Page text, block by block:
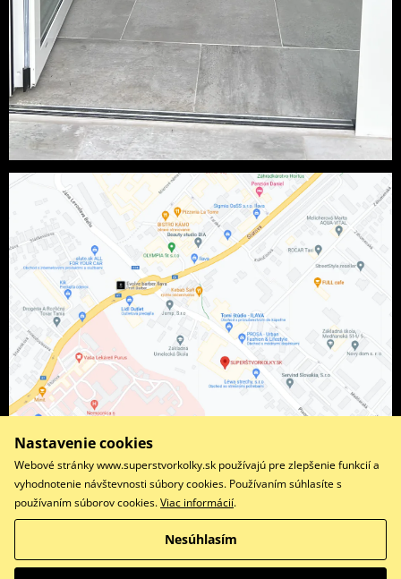
Facebook
Copyright © 2026 www.superstvorkolky.sk
Všetky práva vyhradené
Nastavenie cookies
Webové stránky www.superstvorkolky.sk používajú pre zlepšenie funkcií a
vyhodnotenie návštevnosti súbory cookies. Používaním súhlasíte s
používaním súborov cookies.Viac informácií.
Nesúhlasím